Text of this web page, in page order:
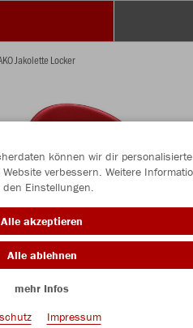
Jakolette Locker
können wir dir personalisierte
verbessern. Weitere
Einstellungen.
Alle akzeptieren
Alle ablehnen
mehr Infos
Impressum